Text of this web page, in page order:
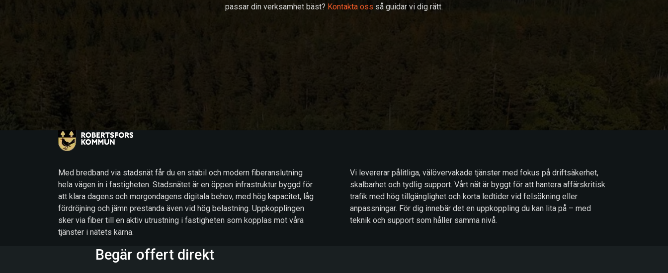
passar din verksamhet bäst? Kontakta oss så guidar vi dig rätt.
Med bredband via stadsnät får du en stabil och modern fiberanslutning
hela vägen in i fastigheten. Stadsnätet är en öppen infrastruktur byggd för
att klara dagens och morgondagens digitala behov, med hög kapacitet, låg
fördröjning och jämn prestanda även vid hög belastning. Uppkopplingen
sker via fiber till en aktiv utrustning i fastigheten som kopplas mot våra
tjänster i nätets kärna.
Vi levererar pålitliga, välövervakade tjänster med fokus på driftsäkerhet,
skalbarhet och tydlig support. Vårt nät är byggt för att hantera affärskritisk
trafik med hög tillgänglighet och korta ledtider vid felsökning eller
anpassningar. För dig innebär det en uppkoppling du kan lita på – med
teknik och support som håller samma nivå.
Begär offert direkt